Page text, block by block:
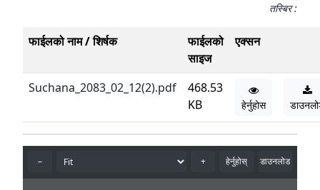
तस्बिर :
फाईलको नाम / शिर्षक
फाईलको
साइज
एक्सन
Suchana_2083_02_12(2).pdf
468.53
KB
हेर्नुहोस